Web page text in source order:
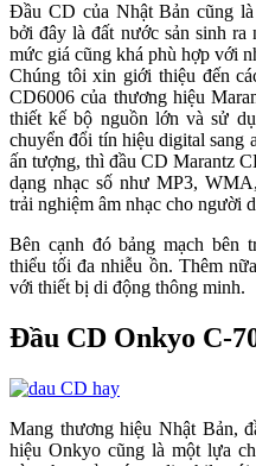
Đầu CD của Nhật Bản cũng
bởi đây là đất nước sản sinh
mức giá cũng khá phù hợp với
Chúng tôi xin giới thiệu đến
CD6006 của thương hiệu
thiết kế bộ nguồn lớn và sử
chuyển đổi tín hiệu digital sang
ấn tượng, thì đầu CD Marantz
dạng nhạc số như MP3,
trải nghiệm âm nhạc cho người
Bên cạnh đó bảng mạch bên
thiểu tối đa nhiễu ồn. Thêm
với thiết bị di động thông minh.
Đầu CD Onkyo C-
Mang thương hiệu Nhật Bản,
hiệu Onkyo cũng là một lựa